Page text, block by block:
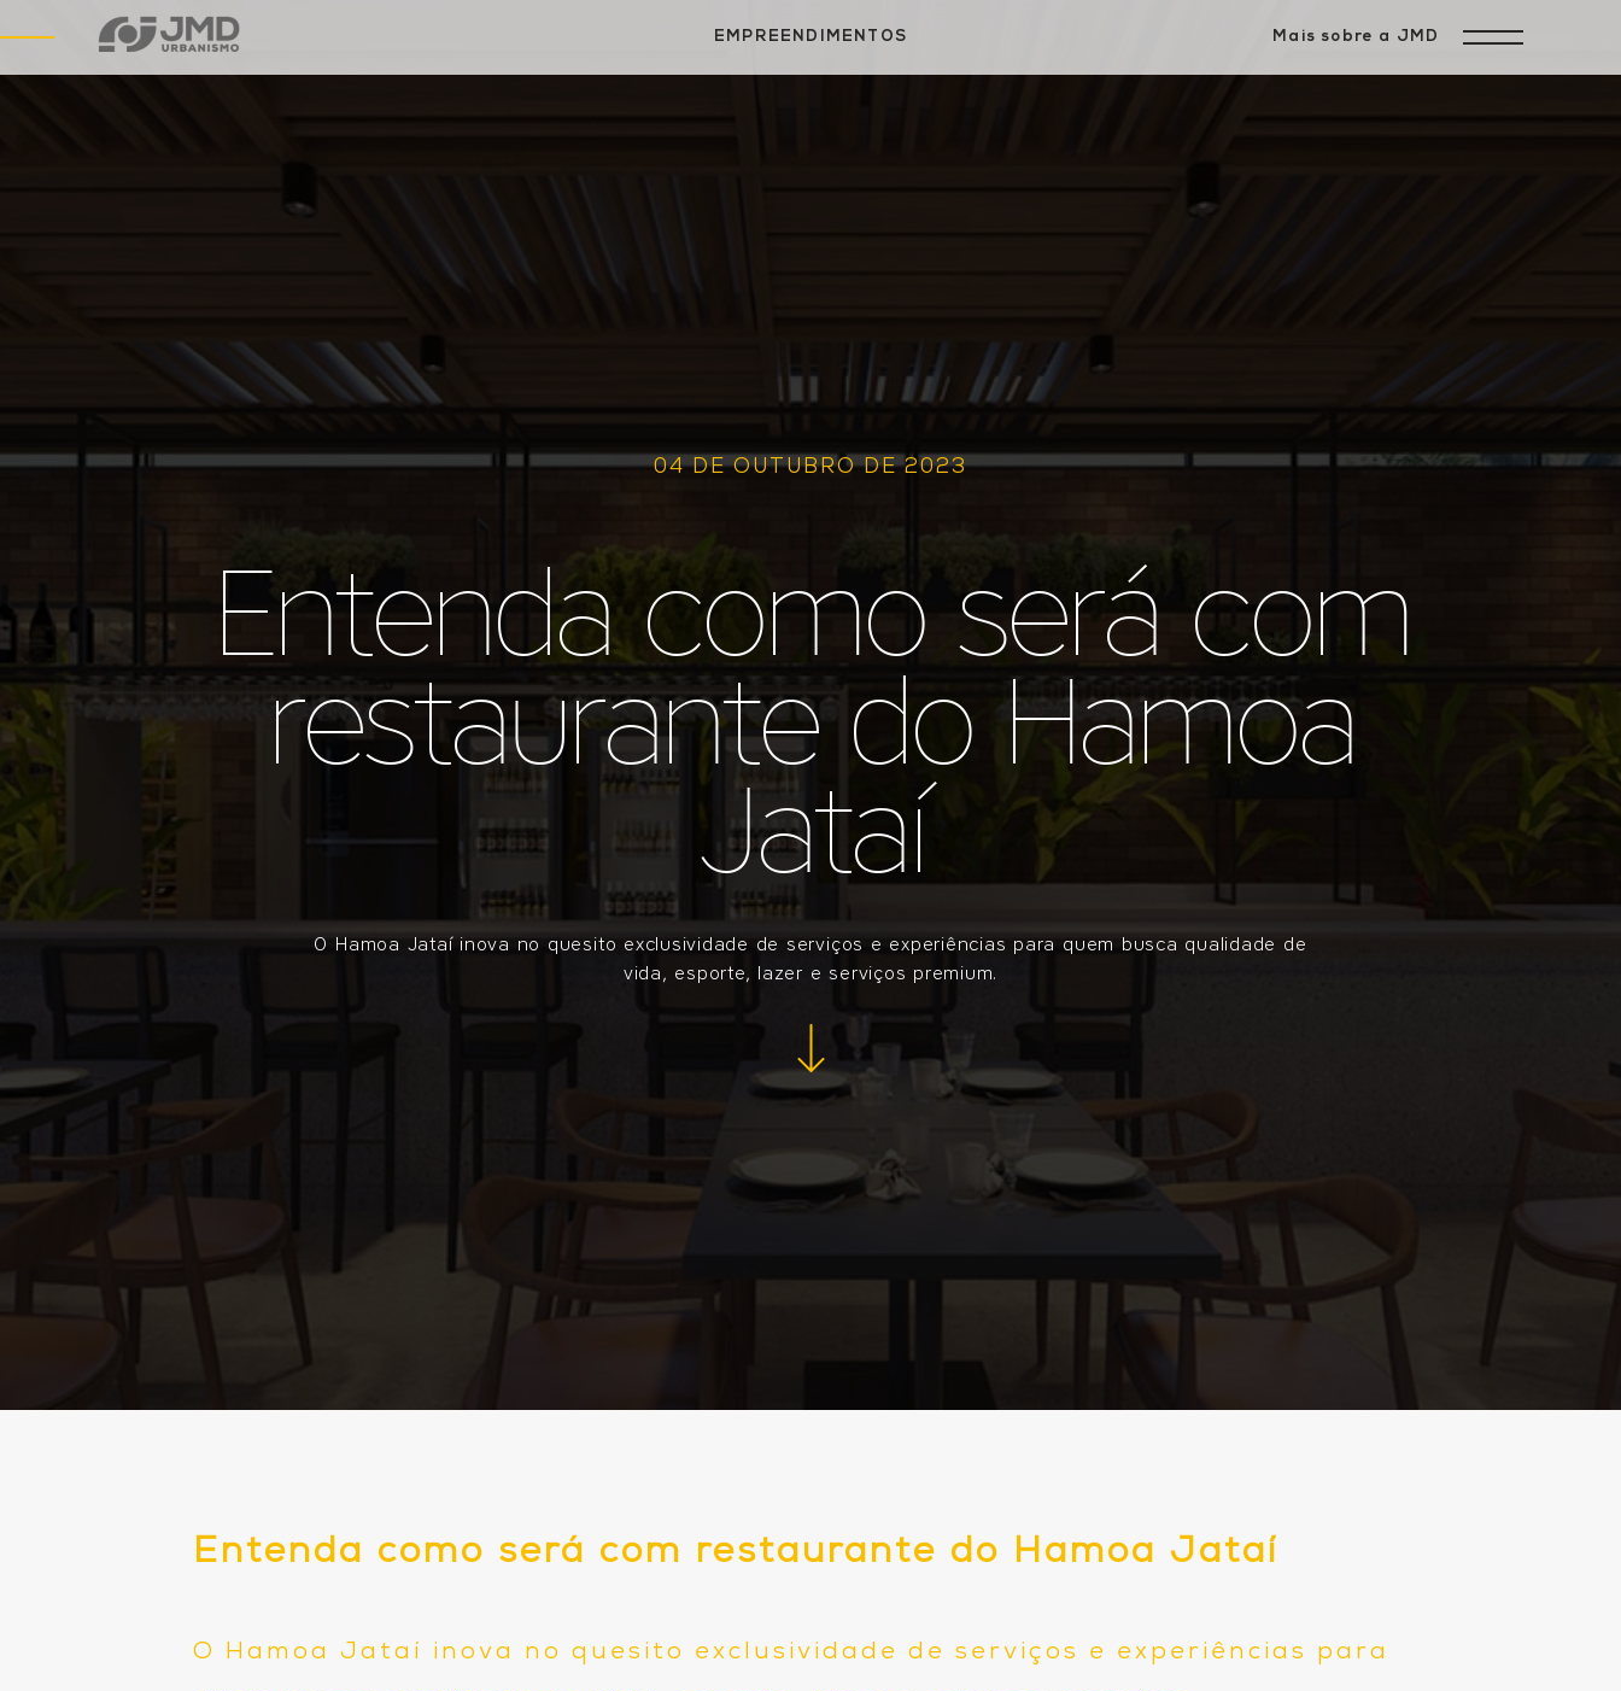
EMPREENDIMENTOS Mais sobre a JMD
04 DE OUTUBRO DE 2023
Entenda como será com
restaurante do Hamoa
Jataí
O Hamoa Jataí inova no quesito exclusividade de serviços e experiências para quem busca qualidade de
vida, esporte, lazer e serviços premium.
Entenda como será com restaurante do Hamoa Jataí
O Hamoa Jataí inova no quesito exclusividade de serviços e experiências para